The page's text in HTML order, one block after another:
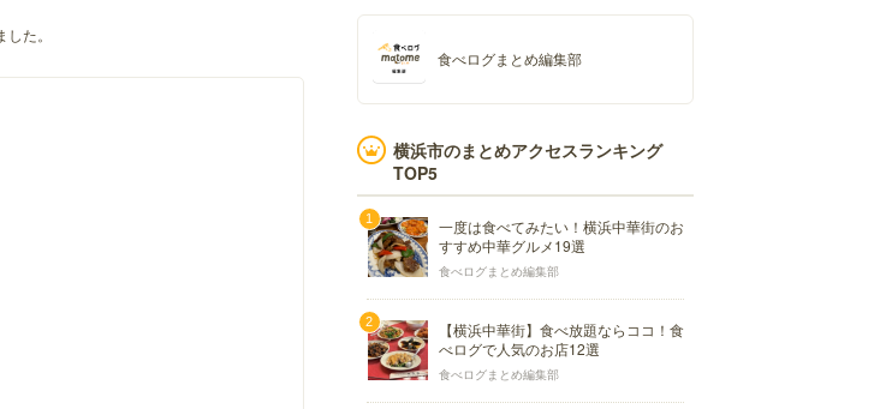
た。
食べログまとめ編集部
横浜市のまとめアクセスランキング
TOP5
一度は食べてみたい！横浜中華街のお
すすめ中華グルメ19選
食べログまとめ編集部
【横浜中華街】食べ放題ならココ！食
べログで人気のお店12選
食べログまとめ編集部